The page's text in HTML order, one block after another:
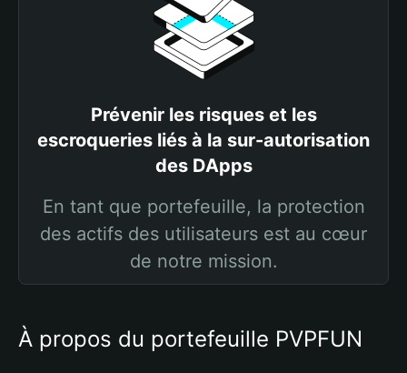
Prévenir les risques et les
escroqueries liés à la sur-autorisation
des DApps
En tant que portefeuille, la protection
des actifs des utilisateurs est au cœur
de notre mission.
À propos du portefeuille PVPFUN